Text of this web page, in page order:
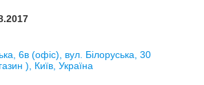
6в (офіс), вул. Білоруська, 30
), Київ, Україна